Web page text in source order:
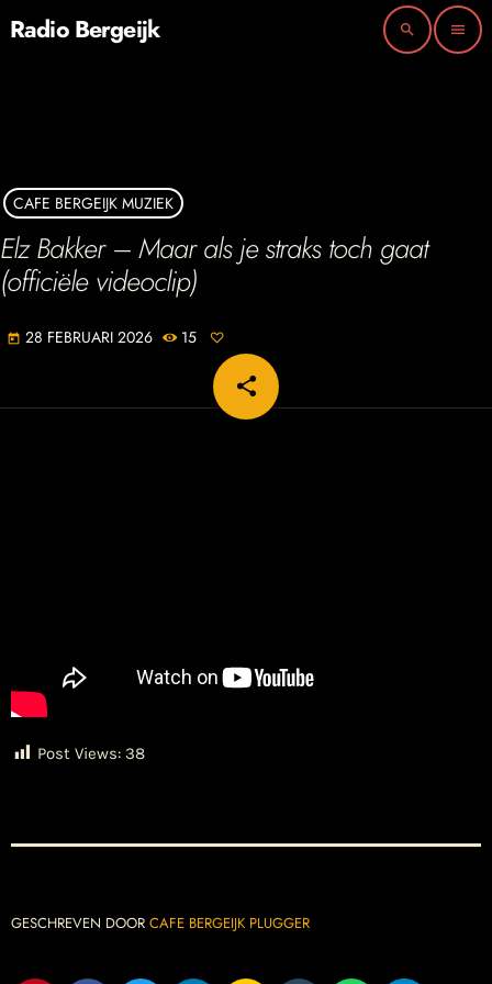
Radio Bergeijk search menu
CAFE BERGEIJK MUZIEK
Elz Bakker – Maar als je straks toch gaat
(officiële videoclip)
today 28 FEBRUARI 2026 15
share
email
Post Views: 38
GESCHREVEN DOOR CAFE BERGEIJK PLUGGER